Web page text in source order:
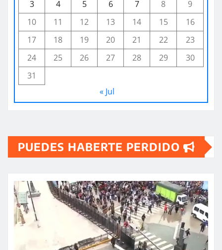
3
4 5 6 7 8
9
10
11 12 13 14 15
16
17
18 19 20 21 22
23
24
25 26 27 28 29
30
31
« Jul
PUEDES HABERTE PERDIDO